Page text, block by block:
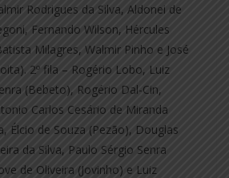
Rodrigues da Silva, Aldonei de
Fernando Wilson, Hércules
Milagres, Walmir Pinho e José
2º fila – Rogério Lobo, Luiz
(Bebeto), Rogério Dal-Cin,
Carlos Cesário de Miranda
Élcio de Souza (Pezão), Douglas
da Silva, Paulo Sérgio Senra
de Oliveira (Jovinho) e Luiz